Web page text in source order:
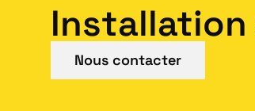
Installation
Nous contacter